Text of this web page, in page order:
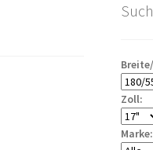
Zoll:
Marke: